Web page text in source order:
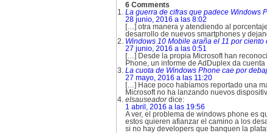
6 Comments
La guerra de cifras que padece Windows
28 junio, 2016 a las 8:02
[…] otra manera y atendiendo al
desarrollo de nuevos smartphones y
Windows 10 Mobile araña el 11 por
27 junio, 2016 a las 0:51
[…] Desde la propia Microsoft han
Phone, un informe de AdDuplex da
La cuota de Windows Phone cae por
27 mayo, 2016 a las 11:20
[…] Hace poco habíamos reportado una
Microsoft no ha lanzando nuevos
elsauseador dice:
1 abril, 2016 a las 19:56
A ver, el problema de windows phone es
estos quieren afianzar el camino a los
si no hay developers que banquen la